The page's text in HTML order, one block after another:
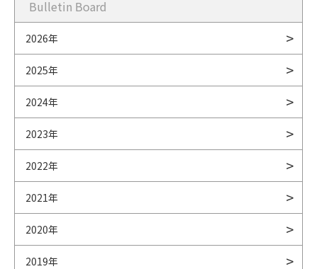
Bulletin Board
2026年
2025年
2024年
2023年
2022年
2021年
2020年
2019年